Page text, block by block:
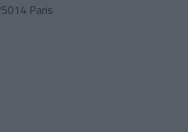
Paris